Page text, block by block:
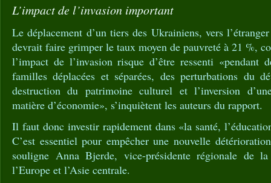
L’impact de l’invasion important
Le déplacement d’un tiers des Ukrainiens, vers
devrait faire grimper le taux moyen de pauvreté à 21 %,
l’impact de l’invasion risque d’être ressenti «pendant
familles déplacées et séparées, des perturbations du
destruction du patrimoine culturel et l’inversion
matière d’économie», s’inquiètent les auteurs du rapport.
Il faut donc investir rapidement dans «la santé,
C’est essentiel pour empêcher une nouvelle
souligne Anna Bjerde, vice-présidente régionale de
l’Europe et l’Asie centrale.